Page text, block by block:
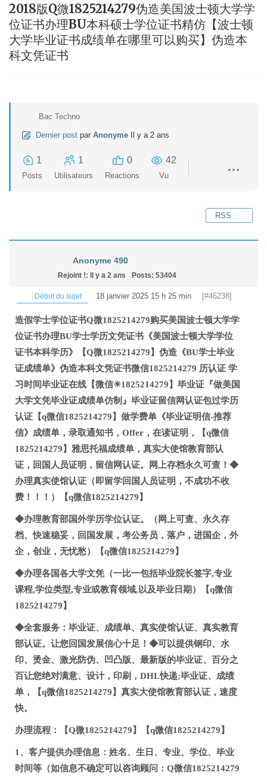
2018版Q微1825214279伪造美国波士顿大学学
位证书办理BU本科硕士学位证书精仿【波士顿
大学毕业证书成绩单在哪里可以购买】伪造本
科文凭证书
Bac Techno
Dernier post par Anonyme Il y a 2 ans
1
Posts
1
Utilisateurs
0
Reactions
42
Vu
RSS
Anonyme 490
Rejoint !: Il y a 2 ans Posts: 53404
Début du sujet 18 janvier 2025 15 h 25 min [#46238]
造假学士学位证书Q微1825214279购买美国波士顿大学学
位证书办理BU学士学历文凭证书《美国波士顿大学学位
证书本科学历》【Q微1825214279】伪造《BU学士毕业
证成绩单》伪造本科文凭证书微信1825214279 历认证 学
习时间毕业证在线【微信☀1825214279】毕业证『做美国
大学文凭毕业证成绩单仿制』毕业证留信网认证包过学历
认证【q微信1825214279】做学费单《毕业证明信-推荐
信》成绩单，录取通知书，Offer，在读证明，【q微信
1825214279】雅思托福成绩单，真实大使馆教育部认
证，回国人员证明，留信网认证。网上存档永久可查！◆
办理真实使馆认证（即留学回国人员证明，不成功不收
费！！！）【q微信1825214279】
◆办理教育部国外学历学位认证。（网上可查、永久存
档、快速稳妥，回国发展，考公务员，落户，进国企，外
企，创业，无忧愁）【q微信1825214279】
◆办理各国各大学文凭（一比一包括毕业院长签字,专业
课程,学位类型,专业或教育领域,以及毕业日期）【q微信
1825214279】
◆全套服务：毕业证、成绩单、真实使馆认证、真实教育
部认证。让您回国发展信心十足！◆可以提供钢印、水
印、烫金、激光防伪、凹凸版、最新版的毕业证、百分之
百让您绝对满意、设计，印刷，DHL快递;毕业证、成绩
单，【q微信1825214279】真实大使馆教育部认证，速度
快。
办理流程：【Q微1825214279】【q微信1825214279】
1、客户提供办理信息：姓名、生日、专业、学位、毕业
时间等（如信息不确定可以咨询顾问：Q微信1825214279